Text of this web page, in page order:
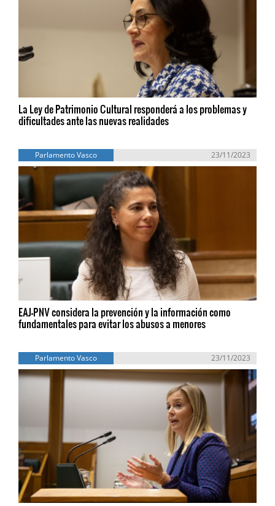
La Ley de Patrimonio Cultural responderá a los problemas y
dificultades ante las nuevas realidades
Parlamento Vasco 23/11/2023
EAJ-PNV considera la prevención y la información como
fundamentales para evitar los abusos a menores
Parlamento Vasco 23/11/2023